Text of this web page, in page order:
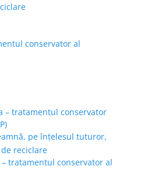
conservator al
– tratamentul conservator
pe înțelesul tuturor,
reciclare
tratamentul conservator al